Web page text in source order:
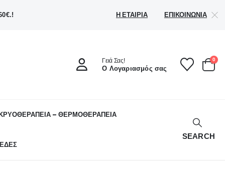
Η ΕΤΑΙΡΊΑ ΕΠΙΚΟΙΝΩΝΊΑ
Γειά Σας!
Ο Λογαριασμός σας
0
– ΘΕΡΜΟΘΕΡΑΠΕΙΑ
SEARCH